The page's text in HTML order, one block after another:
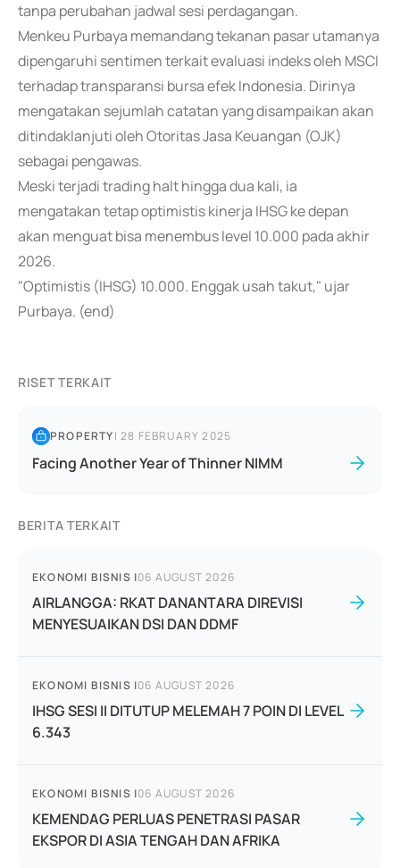
tanpa perubahan jadwal sesi perdagangan.
Menkeu Purbaya memandang tekanan pasar utamanya
dipengaruhi sentimen terkait evaluasi indeks oleh MSCI
terhadap transparansi bursa efek Indonesia. Dirinya
mengatakan sejumlah catatan yang disampaikan akan
ditindaklanjuti oleh Otoritas Jasa Keuangan (OJK)
sebagai pengawas.
Meski terjadi trading halt hingga dua kali, ia
mengatakan tetap optimistis kinerja IHSG ke depan
akan menguat bisa menembus level 10.000 pada akhir
2026.
"Optimistis (IHSG) 10.000. Enggak usah takut," ujar
Purbaya. (end)
RISET TERKAIT
PROPERTY|28 FEBRUARY 2025
Facing Another Year of Thinner NIMM
BERITA TERKAIT
EKONOMI BISNIS |06 AUGUST 2026
AIRLANGGA: RKAT DANANTARA DIREVISI
MENYESUAIKAN DSI DAN DDMF
EKONOMI BISNIS |06 AUGUST 2026
IHSG SESI II DITUTUP MELEMAH 7 POIN DI LEVEL
6.343
EKONOMI BISNIS |06 AUGUST 2026
KEMENDAG PERLUAS PENETRASI PASAR
EKSPOR DI ASIA TENGAH DAN AFRIKA